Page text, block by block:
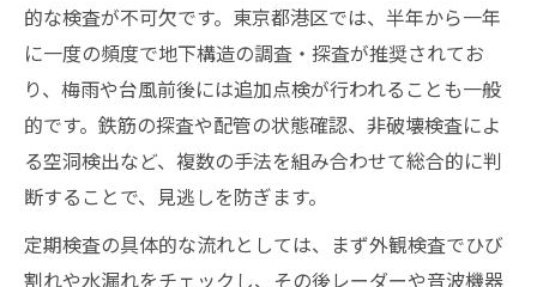
的な検査が不可欠です。東京都港区では、半年から一年
に一度の頻度で地下構造の調査・探査が推奨されてお
り、梅雨や台風前後には追加点検が行われることも一般
的です。鉄筋の探査や配管の状態確認、非破壊検査によ
る空洞検出など、複数の手法を組み合わせて総合的に判
断することで、見逃しを防ぎます。
定期検査の具体的な流れとしては、まず外観検査でひび
割れや水漏れをチェックし、その後レーダーや音波機器